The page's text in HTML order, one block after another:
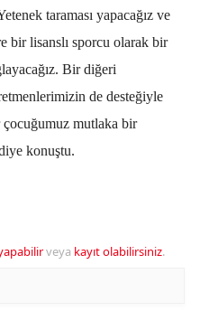
taraması yapacağız ve
bir lisanslı sporcu olarak bir
Bir diğeri
de desteğiyle
çocuğumuz mutlaka bir
konuştu.
veya kayıt olabilirsiniz.